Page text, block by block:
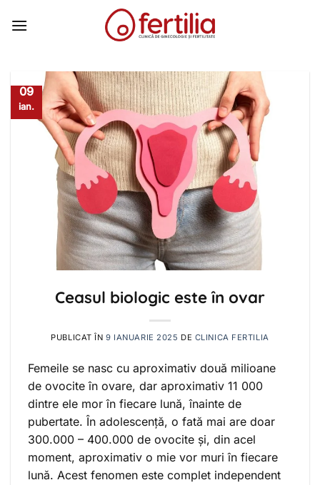
09
ian.
Ceasul biologic este în ovar
PUBLICAT ÎN9 IANUARIE 2025 DE CLINICA FERTILIA
Femeile se nasc cu aproximativ două milioane
de ovocite în ovare, dar aproximativ 11 000
dintre ele mor în fiecare lună, înainte de
pubertate. În adolescență, o fată mai are doar
300.000 – 400.000 de ovocite și, din acel
moment, aproximativ o mie vor muri în fiecare
lună. Acest fenomen este complet independent